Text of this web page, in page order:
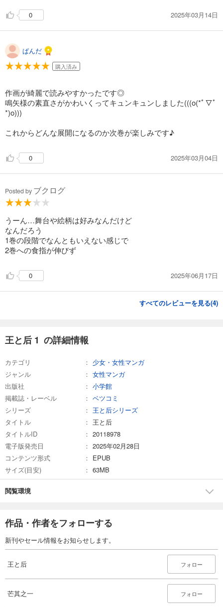
0 2025年03月14日
ぱんだ
購入済み
作画が綺麗で読みやすかったです◎
鳴矢様の素直さがかわいくってキュンキュンしました(((o(*ﾟ▽ﾟ
*)o)))
これからどんな展開になるのか次巻が楽しみです♪
0 2025年03月04日
Posted by ブクログ
うーん…舞台や絵柄は好みなんだけど
なんだろう
1巻の段階でなんともいえない感じで
2巻への食指が伸びず
0 2025年06月17日
すべてのレビューを見る(4)
王と后 1 の詳細情報
カテゴリ
少女・女性マンガ
ジャンル
女性マンガ
出版社
小学館
掲載誌・レーベル
ベツコミ
シリーズ
王と后シリーズ
タイトル
王と后
タイトルID
20118978
電子版発売日
2025年02月28日
コンテンツ形式
EPUB
サイズ(目安)
63MB
閲覧環境
作品・作者をフォローする
新刊やセール情報をお知らせします。
王と后 フォロー
芒其之一 フォロー